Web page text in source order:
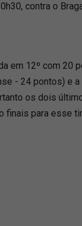
contra o
em 12º com 20
- 24 pontos) e
os dois
finais para esse